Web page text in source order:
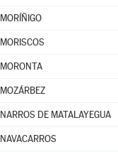
MORÍÑIGO
MORISCOS
MORONTA
MOZÁRBEZ
NARROS DE MATALAYEGUA
NAVACARROS